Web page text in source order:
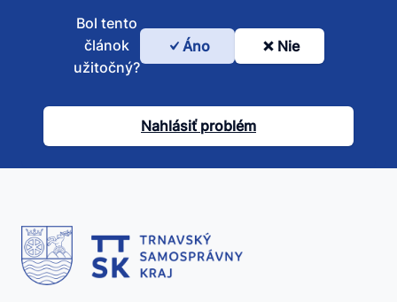
Bol
článok
užitočný?
Bol tento
článok
užitočný?
Áno Nie
Nahlásiť problém